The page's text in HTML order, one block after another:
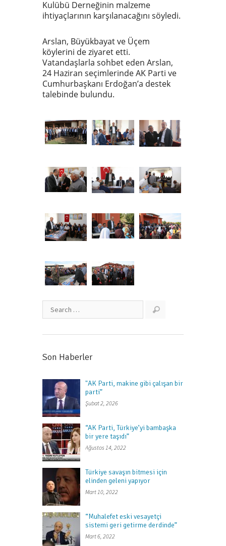
Kulübü Derneğinin malzeme
ihtiyaçlarının karşılanacağını söyledi.
Arslan, Büyükbayat ve Üçem
köylerini de ziyaret etti.
Vatandaşlarla sohbet eden Arslan,
24 Haziran seçimlerinde AK Parti ve
Cumhurbaşkanı Erdoğan’a destek
talebinde bulundu.
Son Haberler
"AK Parti, makine gibi çalışan bir
parti”
Şubat 2, 2026
“AK Parti, Türkiye’yi bambaşka
bir yere taşıdı”
Ağustos 14, 2022
Türkiye savaşın bitmesi için
elinden geleni yapıyor
Mart 10, 2022
“Muhalefet eski vesayetçi
sistemi geri getirme derdinde”
Mart 6, 2022